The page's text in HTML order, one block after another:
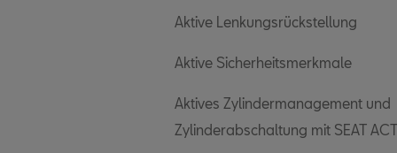
Aktive Lenkungsrückstellung
Aktive Sicherheitsmerkmale
Aktives Zylindermanagement und
Zylinderabschaltung mit SEAT ACT